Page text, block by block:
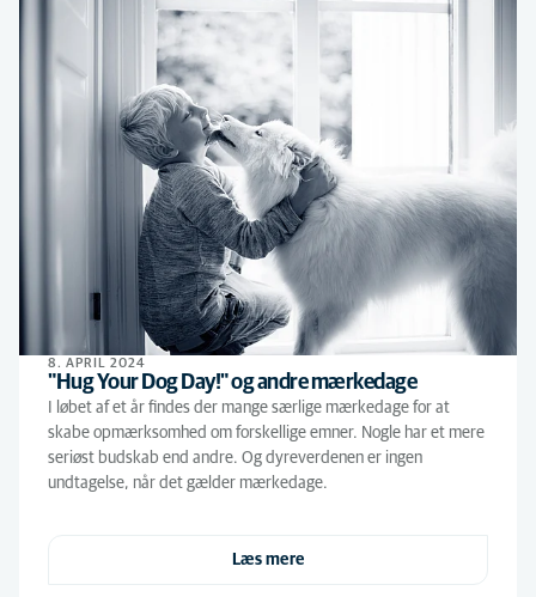
8. APRIL 2024
"Hug Your Dog Day!" og andre mærkedage
I løbet af et år findes der mange særlige mærkedage for at
skabe opmærksomhed om forskellige emner. Nogle har et mere
seriøst budskab end andre. Og dyreverdenen er ingen
undtagelse, når det gælder mærkedage.
Læs mere